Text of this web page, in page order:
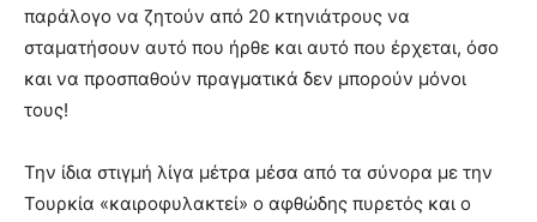
παράλογο να ζητούν από 20 κτηνιάτρους να
σταματήσουν αυτό που ήρθε και αυτό που έρχεται, όσο
και να προσπαθούν πραγματικά δεν μπορούν μόνοι
τους!
Την ίδια στιγμή λίγα μέτρα μέσα από τα σύνορα με την
Τουρκία «καιροφυλακτεί» ο αφθώδης πυρετός και ο